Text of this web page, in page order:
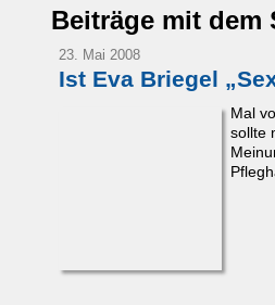
Beiträge mit dem
23. Mai 2008
Ist Eva Briegel
Mal
sollte